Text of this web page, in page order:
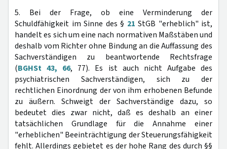
5. Bei der Frage, ob eine Verminderung der
Schuldfähigkeit im Sinne des § 21 StGB "erheblich" ist,
handelt es sich um eine nach normativen Maßstäben und
deshalb vom Richter ohne Bindung an die Auffassung des
Sachverständigen zu beantwortende Rechtsfrage
(BGHSt 43, 66, 77). Es ist auch nicht Aufgabe des
psychiatrischen Sachverständigen, sich zu der
rechtlichen Einordnung der von ihm erhobenen Befunde
zu äußern. Schweigt der Sachverständige dazu, so
bedeutet dies zwar nicht, daß es deshalb an einer
tatsächlichen Grundlage für die Annahme einer
"erheblichen" Beeinträchtigung der Steuerungsfähigkeit
fehlt. Allerdings gebietet es der hohe Rang des durch §§